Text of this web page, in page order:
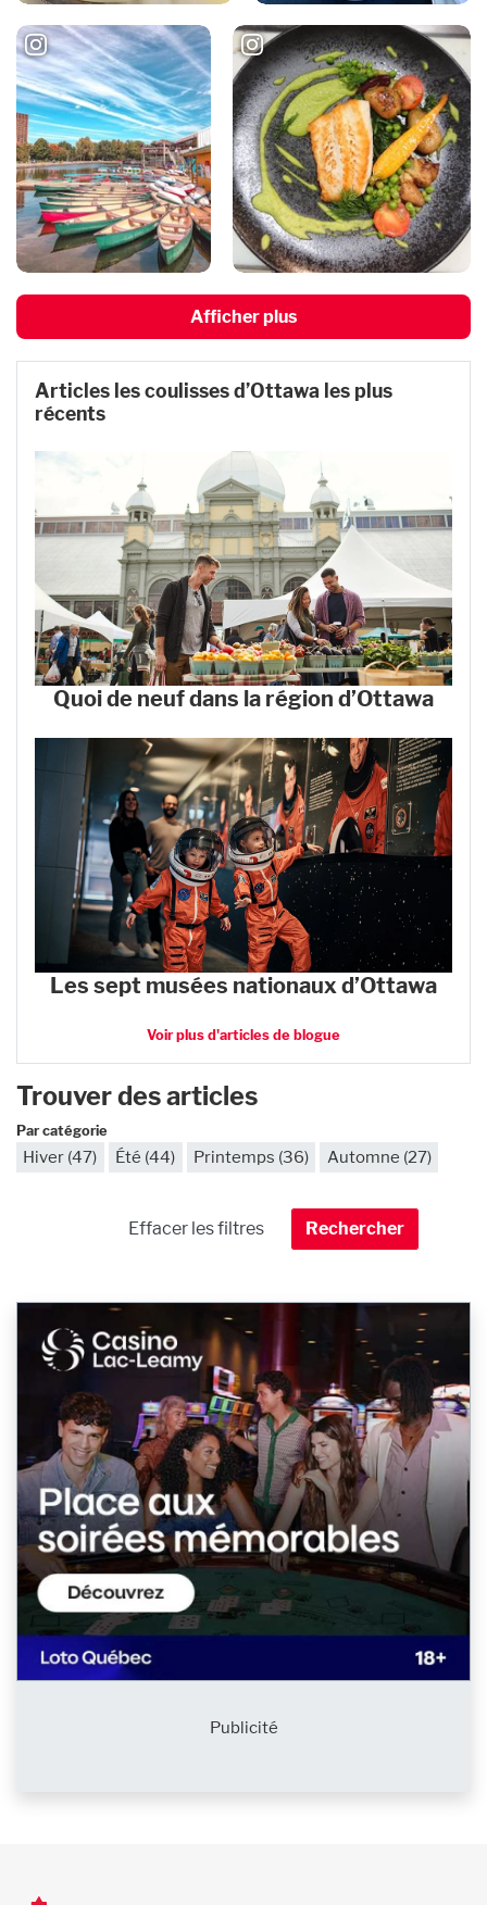
Afficher plus
Articles les coulisses d’Ottawa les plus
récents
Quoi de neuf dans la région d’Ottawa
Les sept musées nationaux d’Ottawa
Voir plus d'articles de blogue
Trouver des articles
Par catégorie
Hiver (47) Été (44) Printemps (36) Automne (27)
Publicité